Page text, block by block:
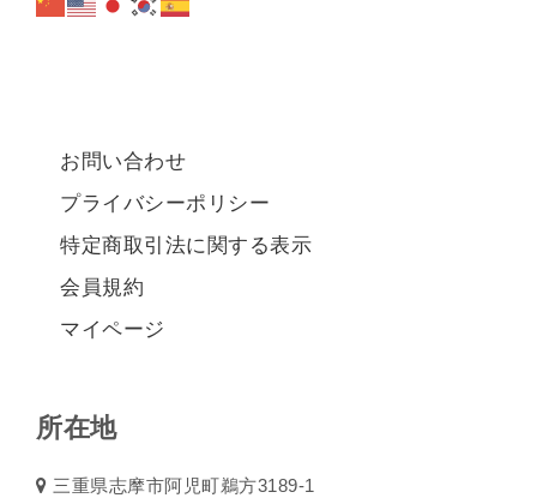
お問い合わせ
プライバシーポリシー
特定商取引法に関する表示
会員規約
マイページ
所在地
三重県志摩市阿児町鵜方3189-1